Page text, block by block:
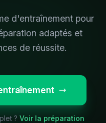
d'entraînement pour
adaptés et
de réussite.
? Voir la préparation